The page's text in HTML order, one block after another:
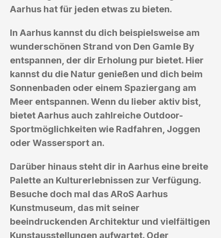
Aarhus hat für jeden etwas zu bieten.
In Aarhus kannst du dich beispielsweise am
wunderschönen Strand von Den Gamle By
entspannen, der dir Erholung pur bietet. Hier
kannst du die Natur genießen und dich beim
Sonnenbaden oder einem Spaziergang am
Meer entspannen. Wenn du lieber aktiv bist,
bietet Aarhus auch zahlreiche Outdoor-
Sportmöglichkeiten wie Radfahren, Joggen
oder Wassersport an.
Darüber hinaus steht dir in Aarhus eine breite
Palette an Kulturerlebnissen zur Verfügung.
Besuche doch mal das ARoS Aarhus
Kunstmuseum, das mit seiner
beeindruckenden Architektur und vielfältigen
Kunstausstellungen aufwartet. Oder